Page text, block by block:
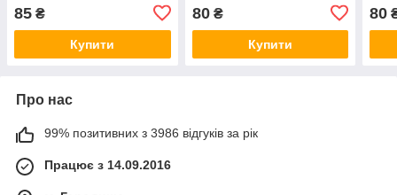
85 ₴
Купити
80₴
Купити
80
Про нас
99% позитивних з 3986 відгуків за рік
Працює з 14.09.2016